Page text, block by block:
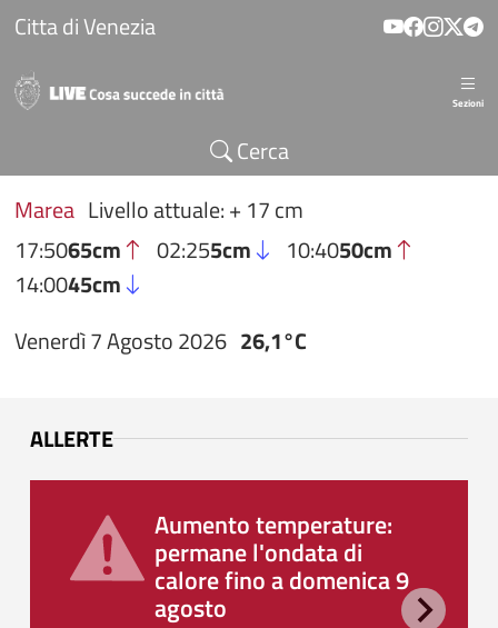
Salta al contenuto principale
Citta di Venezia
Sezioni
Cerca
Marea Livello attuale: + 17 cm
17:5065cm 02:255cm 10:4050cm
14:0045cm
Venerdì 7 Agosto 2026 26,1°C
ALLERTE
Aumento temperature:
permane l'ondata di
calore fino a domenica 9
agosto